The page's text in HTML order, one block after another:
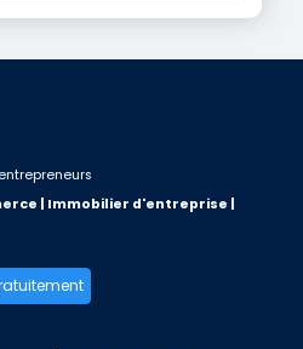
| Immobilier d'entreprise |